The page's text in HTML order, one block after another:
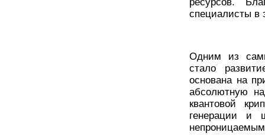
специалисты в
Одним из
стало
основана на
абсолютную
квантовой
генерации и